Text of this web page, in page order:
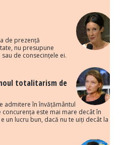
de prezență
nu presupune
de consecințele ei.
totalitarism de
admitere în învățământul
este mai mare decât în
un lucru bun, dacă nu te uiți decât la